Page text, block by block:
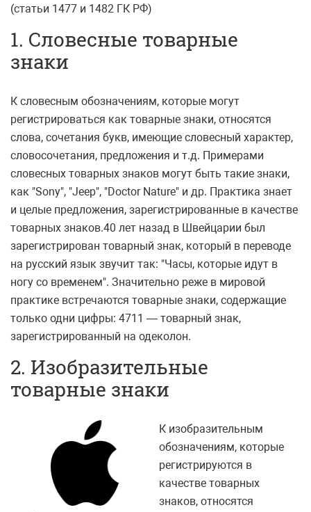
(статьи 1477 и 1482 ГК РФ)
1. Словесные товарные
знаки
К словесным обозначениям, которые могут
регистрироваться как товарные знаки, относятся
слова, сочетания букв, имеющие словесный характер,
словосочетания, предложения и т.д. Примерами
словесных товарных знаков могут быть такие знаки,
как "Sony", "Jeep", "Doctor Nature" и др. Практика знает
и целые предложения, зарегистрированные в качестве
товарных знаков.40 лет назад в Швейцарии был
зарегистрирован товарный знак, который в переводе
на русский язык звучит так: "Часы, которые идут в
ногу со временем". Значительно реже в мировой
практике встречаются товарные знаки, содержащие
только одни цифры: 4711 — товарный знак,
зарегистрированный на одеколон.
2. Изобразительные
товарные знаки
К изобразительным
обозначениям, которые
регистрируются в
качестве товарных
знаков, относятся